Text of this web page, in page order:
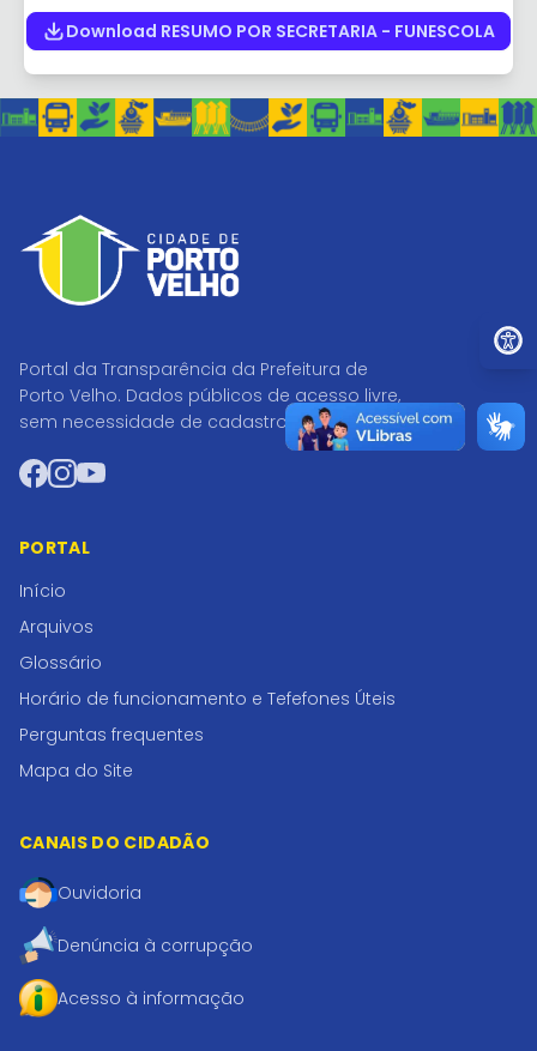
Download RESUMO POR SECRETARIA - FUNESCOLA
Portal da Transparência da Prefeitura de
Porto Velho. Dados públicos de acesso livre,
sem necessidade de cadastro.
Facebook
Instagram
YouTube
PORTAL
Início
Arquivos
Glossário
Horário de funcionamento e Tefefones Úteis
Perguntas frequentes
Mapa do Site
CANAIS DO CIDADÃO
Ouvidoria
Denúncia à corrupção
Acesso à informação
Ir